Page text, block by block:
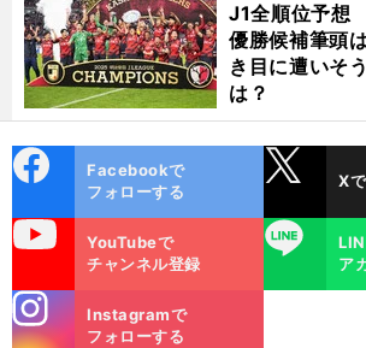
J1全順位予想
優勝候補筆頭
き目に遭いそ
は？
ok
Facebookで
フォローする
X
YouTubeで
チャンネル登録
LINE
ア
m
Instagramで
フォローする